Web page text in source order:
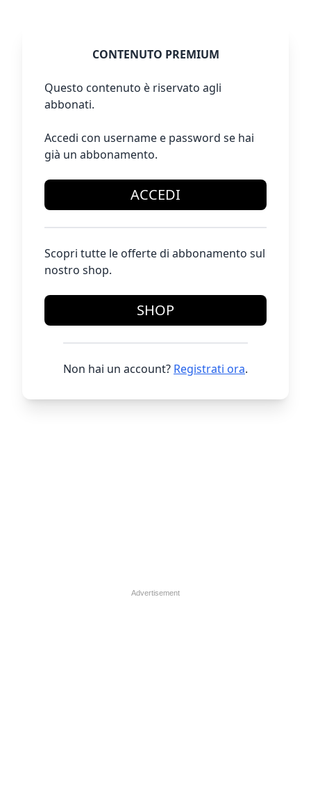
CONTENUTO PREMIUM
Questo contenuto è riservato agli
abbonati.
Accedi con username e password se hai
già un abbonamento.
ACCEDI
Scopri tutte le offerte di abbonamento sul
nostro shop.
SHOP
Non hai un account? Registrati ora.